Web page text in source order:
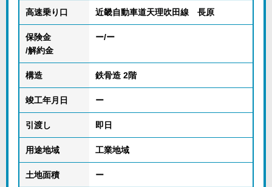
高速乗り口 近畿自動車道天理吹田線 長原
保険金
/解約金
ー/ー
構造 鉄骨造 2階
竣工年月日 ー
引渡し 即日
用途地域 工業地域
土地面積 ー